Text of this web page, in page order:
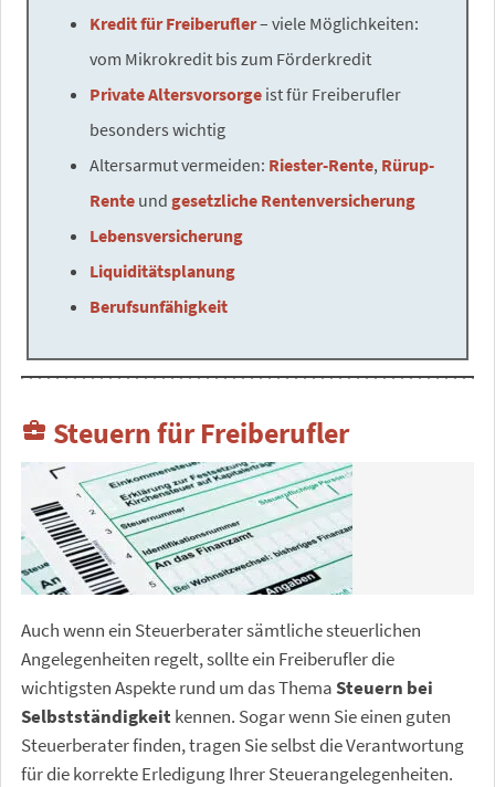
Kredit für Freiberufler– viele Möglichkeiten:
vom Mikrokredit bis zum Förderkredit
Private Altersvorsorge ist für Freiberufler
besonders wichtig
Altersarmut vermeiden: Riester-Rente, Rürup-
Rente und gesetzliche Rentenversicherung
Lebensversicherung
Liquiditätsplanung
Berufsunfähigkeit
business_center Steuern für Freiberufler
Auch wenn ein Steuerberater sämtliche steuerlichen
Angelegenheiten regelt, sollte ein Freiberufler die
wichtigsten Aspekte rund um das ThemaSteuern bei
Selbstständigkeit kennen. Sogar wenn Sie einen guten
Steuerberater finden, tragen Sie selbst die Verantwortung
für die korrekte Erledigung Ihrer Steuerangelegenheiten.